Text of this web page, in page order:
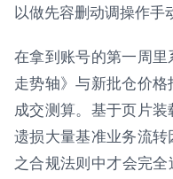
以做先容删动调操作手
在拿到账号的第一周
走势轴》与新批仓价
成交测算。基于页片
遗损大量基准业务流
之合规法则中才会完